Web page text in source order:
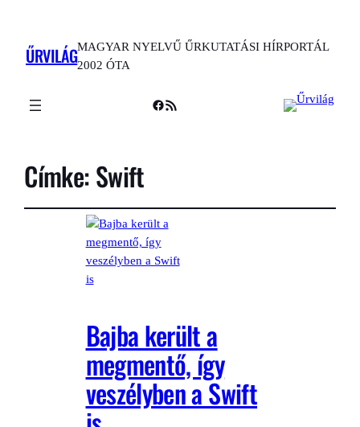
ŰRVILÁGMAGYAR NYELVŰ ŰRKUTATÁSI HÍRPORTÁL
2002 ÓTA
Facebook
RSS Feed
Címke:Swift
Bajba került a
megmentő, így
veszélyben a Swift